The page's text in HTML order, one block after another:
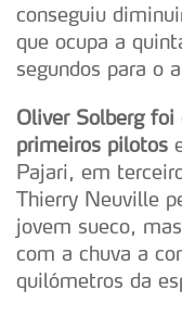
conseguiu
que ocupa a
segundos para o
Oliver Solberg
primeiros pilotos
Pajari, em
Thierry Neuville
jovem sueco,
com a chuva a
quilómetros da